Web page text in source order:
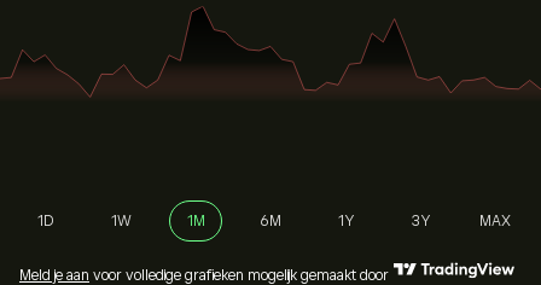
1D 1W 1M 6M 1Y 3Y MAX
Meld je aan voor volledige grafieken mogelijk gemaakt door